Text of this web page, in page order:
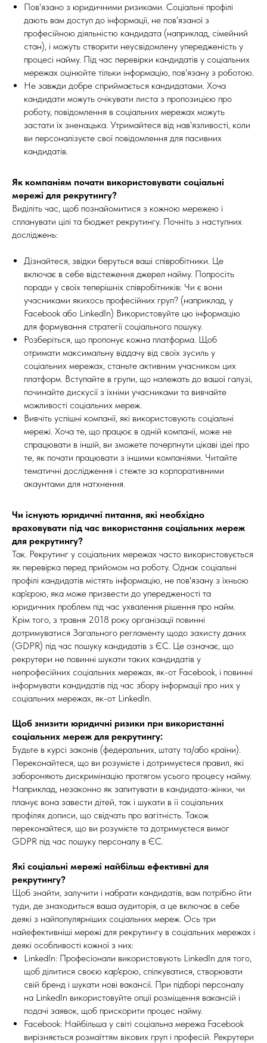
Пов'язано з юридичними ризиками. Соціальні профілі
дають вам доступ до інформації, не пов'язаної з
професійною діяльністю кандидата (наприклад, сімейний
стан), і можуть створити неусвідомлену упередженість у
процесі найму. Під час перевірки кандидатів у соціальних
мережах оцінюйте тільки інформацію, пов'язану з роботою.
Не завжди добре сприймається кандидатами. Хоча
кандидати можуть очікувати листа з пропозицією про
роботу, повідомлення в соціальних мережах можуть
застати їх зненацька. Утримайтеся від нав'язливості, коли
ви персоналізуєте свої повідомлення для пасивних
кандидатів.
Як компаніям почати використовувати соціальні
мережі для рекрутингу?
Виділіть час, щоб познайомитися з кожною мережею і
спланувати цілі та бюджет рекрутингу. Почніть з наступних
досліджень:
Дізнайтеся, звідки беруться ваші співробітники. Це
включає в себе відстеження джерел найму. Попросіть
поради у своїх теперішніх співробітників: Чи є вони
учасниками якихось професійних груп? (наприклад, у
Facebook або LinkedIn) Використовуйте цю інформацію
для формування стратегії соціального пошуку.
Розберіться, що пропонує кожна платформа. Щоб
отримати максимальну віддачу від своїх зусиль у
соціальних мережах, станьте активним учасником цих
платформ. Вступайте в групи, що належать до вашої галузі,
починайте дискусії з їхніми учасниками та вивчайте
можливості соціальних мереж.
Вивчіть успішні компанії, які використовують соціальні
мережі. Хоча те, що працює в одній компанії, може не
спрацювати в іншій, ви зможете почерпнути цікаві ідеї про
те, як почати працювати з іншими компаніями. Читайте
тематичні дослідження і стежте за корпоративними
акаунтами для натхнення.
Чи існують юридичні питання, які необхідно
враховувати під час використання соціальних мереж
для рекрутингу?
Так. Рекрутинг у соціальних мережах часто використовується
як перевірка перед прийомом на роботу. Однак соціальні
профілі кандидатів містять інформацію, не пов'язану з їхньою
кар'єрою, яка може призвести до упередженості та
юридичних проблем під час ухвалення рішення про найм.
Крім того, з травня 2018 року організації повинні
дотримуватися Загального регламенту щодо захисту даних
(GDPR) під час пошуку кандидатів з ЄС. Це означає, що
рекрутери не повинні шукати таких кандидатів у
непрофесійних соціальних мережах, як-от Facebook, і повинні
інформувати кандидатів під час збору інформації про них у
соціальних мережах, як-от LinkedIn.
Щоб знизити юридичні ризики при використанні
соціальних мереж для рекрутингу:
Будьте в курсі законів (федеральних, штату та/або країни).
Переконайтеся, що ви розумієте і дотримуєтеся правил, які
забороняють дискримінацію протягом усього процесу найму.
Наприклад, незаконно як запитувати в кандидата-жінки, чи
планує вона завести дітей, так і шукати в її соціальних
профілях дописи, що свідчать про вагітність. Також
переконайтеся, що ви розумієте та дотримуєтеся вимог
GDPR під час пошуку персоналу в ЄС.
Які соціальні мережі найбільш ефективні для
рекрутингу?
Щоб знайти, залучити і набрати кандидатів, вам потрібно йти
туди, де знаходиться ваша аудиторія, а це включає в себе
деякі з найпопулярніших соціальних мереж. Ось три
найефективніші мережі для рекрутингу в соціальних мережах і
деякі особливості кожної з них:
LinkedIn: Професіонали використовують LinkedIn для того,
щоб ділитися своєю кар'єрою, спілкуватися, створювати
свій бренд і шукати нові вакансії. При підборі персоналу
на LinkedIn використовуйте опції розміщення вакансій і
подачі заявок, щоб прискорити процес найму.
Facebook: Найбільша у світі соціальна мережа Facebook
вирізняється розмаїттям вікових груп і професій. Рекрутери